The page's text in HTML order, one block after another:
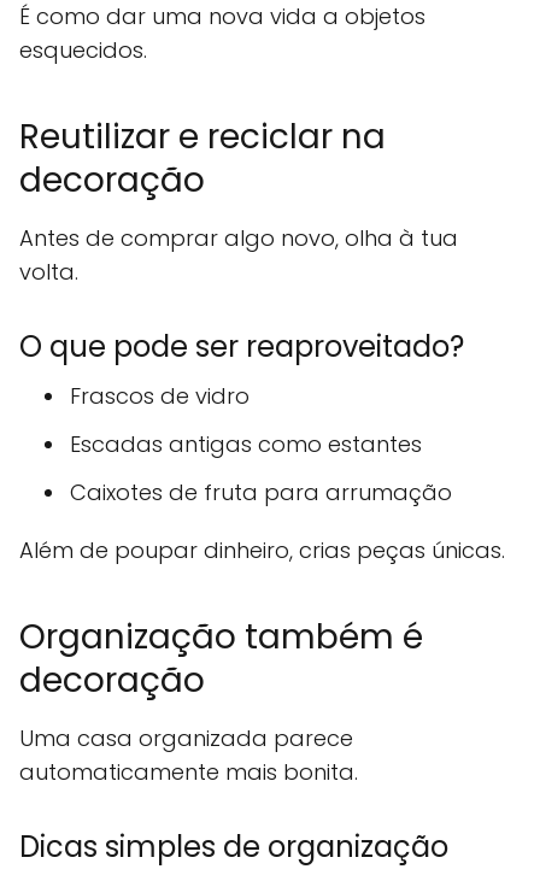
É como dar uma nova vida a objetos
esquecidos.
Reutilizar e reciclar na
decoração
Antes de comprar algo novo, olha à tua
volta.
O que pode ser reaproveitado?
Frascos de vidro
Escadas antigas como estantes
Caixotes de fruta para arrumação
Além de poupar dinheiro, crias peças únicas.
Organização também é
decoração
Uma casa organizada parece
automaticamente mais bonita.
Dicas simples de organização